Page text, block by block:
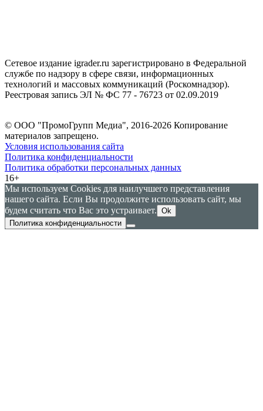
Сетевое издание igrader.ru зарегистрировано в Федеральной
службе по надзору в сфере связи, информационных
технологий и массовых коммуникаций (Роскомнадзор).
Реестровая запись ЭЛ № ФС 77 - 76723 от 02.09.2019
© ООО "ПромоГрупп Медиа", 2016-2026 Копирование
материалов запрещено.
Условия использования сайта
Политика конфиденциальности
Политика обработки персональных данных
16+
Мы используем Cookies для наилучшего представления
нашего сайта. Если Вы продолжите использовать сайт, мы
будем считать что Вас это устраивает. Ok
Политика конфиденциальности